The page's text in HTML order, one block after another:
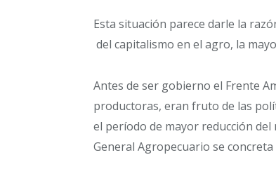
Esta situación parece darle la
del capitalismo en el agro, la
Antes de ser gobierno el Frente
productoras, eran fruto de las
el período de mayor reducción
General Agropecuario se